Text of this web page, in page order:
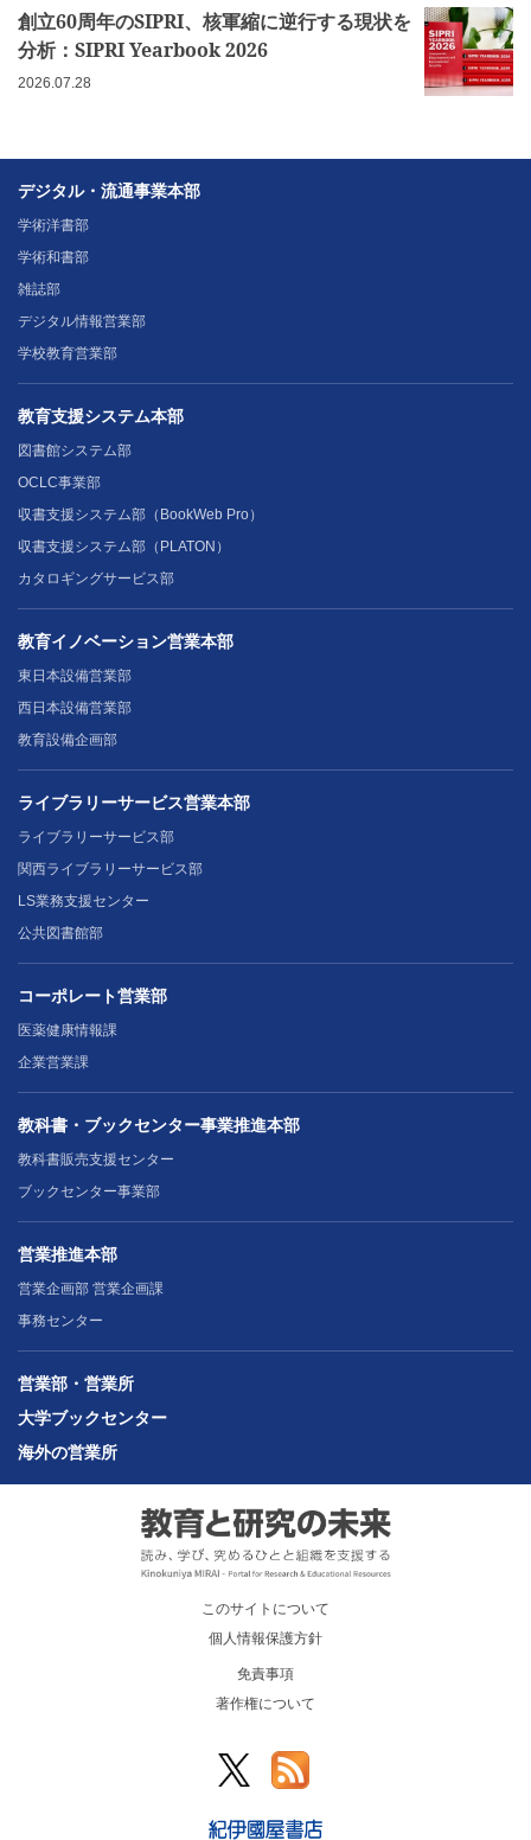
創立60周年のSIPRI、核軍縮に逆行する現状を
分析：SIPRI Yearbook 2026
2026.07.28
デジタル・流通事業本部
学術洋書部
学術和書部
雑誌部
デジタル情報営業部
学校教育営業部
教育支援システム本部
図書館システム部
OCLC事業部
収書支援システム部（BookWeb Pro）
収書支援システム部（PLATON）
カタロギングサービス部
教育イノベーション営業本部
東日本設備営業部
西日本設備営業部
教育設備企画部
ライブラリーサービス営業本部
ライブラリーサービス部
関西ライブラリーサービス部
LS業務支援センター
公共図書館部
コーポレート営業部
医薬健康情報課
企業営業課
教科書・ブックセンター事業推進本部
教科書販売支援センター
ブックセンター事業部
営業推進本部
営業企画部 営業企画課
事務センター
営業部・営業所
大学ブックセンター
海外の営業所
このサイトについて
個人情報保護方針
免責事項
著作権について